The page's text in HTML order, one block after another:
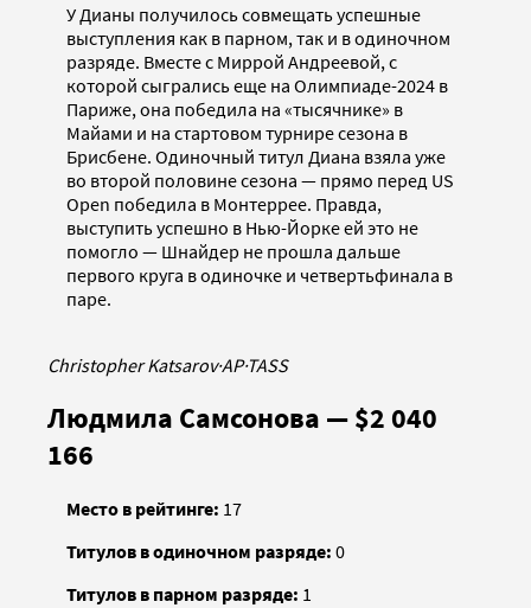
У Дианы получилось совмещать успешные
выступления как в парном, так и в одиночном
разряде. Вместе с Миррой Андреевой, с
которой сыгрались еще на Олимпиаде-2024 в
Париже, она победила на «тысячнике» в
Майами и на стартовом турнире сезона в
Брисбене. Одиночный титул Диана взяла уже
во второй половине сезона — прямо перед US
Open победила в Монтеррее. Правда,
выступить успешно в Нью-Йорке ей это не
помогло — Шнайдер не прошла дальше
первого круга в одиночке и четвертьфинала в
паре.
Christopher Katsarov·AP·TASS
Людмила Самсонова — $2 040
166
Место в рейтинге: 17
Титулов в одиночном разряде: 0
Титулов в парном разряде: 1